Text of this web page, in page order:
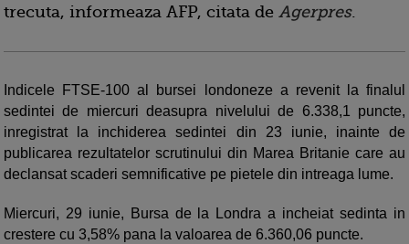
trecuta, informeaza AFP, citata de Agerpres.
Indicele FTSE-100 al bursei londoneze a revenit la finalul
sedintei de miercuri deasupra nivelului de 6.338,1 puncte,
inregistrat la inchiderea sedintei din 23 iunie, inainte de
publicarea rezultatelor scrutinului din Marea Britanie care au
declansat scaderi semnificative pe pietele din intreaga lume.
Miercuri, 29 iunie, Bursa de la Londra a incheiat sedinta in
crestere cu 3,58% pana la valoarea de 6.360,06 puncte.